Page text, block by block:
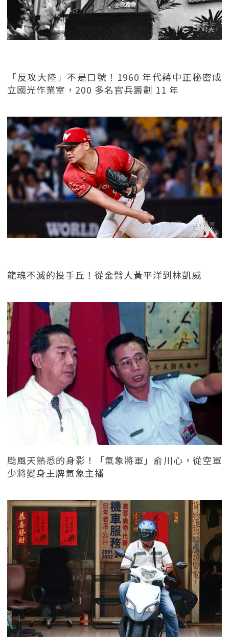
「反攻大陸」不是口號！1960 年代蔣中正秘密成
立國光作業室，200 多名官兵籌劃 11 年
龍魂不滅的投手丘！從金臂人黃平洋到林凱威
颱風天熟悉的身影！「氣象將軍」俞川心，從空軍
少將變身王牌氣象主播